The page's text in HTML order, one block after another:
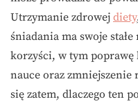
Utrzymanie zdrowej diety
śniadania ma swoje
korzyści, w tym
nauce oraz
się zatem, dlaczego ten